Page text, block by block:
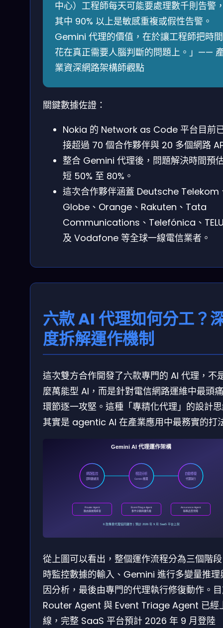
中心）工程師每天可能要處理數千則告警
其中 90% 以上是敏感重複或假性告警。
Gemini 代理的價值，在於讓工程師把時間
花在真正需要人腦判斷的問題上。」——
業資深網路架構師觀點
關鍵數據佐證：
Nokia 的 Network as Code 平台目前
接超過 70 個合作夥伴與 20 多個網路
整合 Gemini 代理後，問題解決時間預
短 50% 至 80%。
這次合作夥伴涵蓋 Deutsche Telekom
Globe、Orange、Rakuten、Tata
Communications、Telefónica、
及 Vodafone 等全球一線電信業者。
六款 AI 代理如何分工？
度拆解運作機制
這次雙方合作開發了六款專門的 AI 代理，不
麼萬能型 AI，而是針對電信網路運維中最頭
環節逐一攻堅。這種「專精化代理」的設計
其實是 agentic AI 在產業應用中最務實的打
Gemini AI 代理運作架構
網路監控
即時數據流
根因分析
Gemini 推理
自動修復
代理執行
Router Agent
路由器故障排查
Event Triage Agent
事件分類與優先級
Assurance Agent
服務品質保障
6 款專業代理協同運作 | 預計 2026 年 9 月 SaaS 平台上架
從上圖可以看出，整個運作流程分為三個階
時監控數據的輸入、Gemini 進行多變量推理
因分析，最後由專門的代理執行修復動作。
Router Agent 與 Event Triage Agent 已經
線，完整 SaaS 平台預計 2026 年 9 月登陸